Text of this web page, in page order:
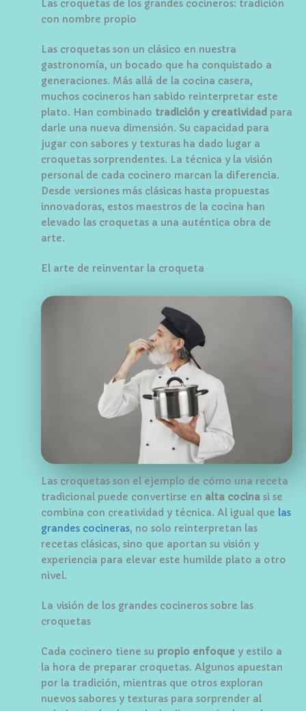
Las croquetas de los grandes cocineros: tradición
con nombre propio
Las croquetas son un clásico en nuestra
gastronomía, un bocado que ha conquistado a
generaciones. Más allá de la cocina casera,
muchos cocineros han sabido reinterpretar este
plato. Han combinado tradición y creatividad para
darle una nueva dimensión. Su capacidad para
jugar con sabores y texturas ha dado lugar a
croquetas sorprendentes. La técnica y la visión
personal de cada cocinero marcan la diferencia.
Desde versiones más clásicas hasta propuestas
innovadoras, estos maestros de la cocina han
elevado las croquetas a una auténtica obra de
arte.
El arte de reinventar la croqueta
Las croquetas son el ejemplo de cómo una receta
tradicional puede convertirse en alta cocina si se
combina con creatividad y técnica. Al igual que las
grandes cocineras, no solo reinterpretan las
recetas clásicas, sino que aportan su visión y
experiencia para elevar este humilde plato a otro
nivel.
La visión de los grandes cocineros sobre las
croquetas
Cada cocinero tiene su propio enfoque y estilo a
la hora de preparar croquetas. Algunos apuestan
por la tradición, mientras que otros exploran
nuevos sabores y texturas para sorprender al